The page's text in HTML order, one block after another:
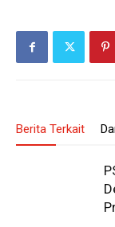
Berita Terkait